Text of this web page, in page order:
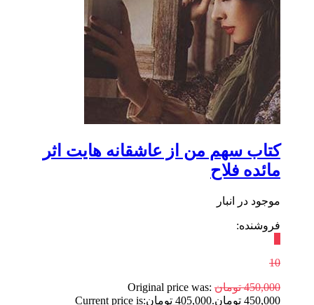
کتاب سهم من از عاشقانه هایت اثر
مائده فلاح
موجود در انبار
فروشنده:
10
450,000 تومان Original price was:
450,000 تومان.
405,000 تومانCurrent price is: